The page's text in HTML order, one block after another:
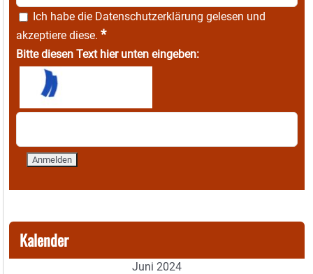
Ich habe die Datenschutzerklärung gelesen und
akzeptiere diese. *
Bitte diesen Text hier unten eingeben:
Kalender
Juni 2024